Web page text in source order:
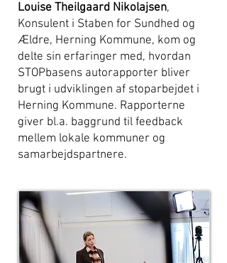
Louise Theilgaard Nikolajsen,
Konsulent i Staben for Sundhed og
Ældre, Herning Kommune, kom og
delte sin erfaringer med, hvordan
STOPbasens autorapporter bliver
brugt i udviklingen af stoparbejdet i
Herning Kommune. Rapporterne
giver bl.a. baggrund til feedback
mellem lokale kommuner og
samarbejdspartnere.